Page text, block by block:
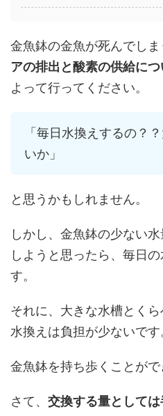
金魚鉢の金魚が死んでしま
アの排出と酸素の供給に
よって行ってください。
「毎日水換えするの？
いか」
と思うかもしれません。
しかし、金魚鉢の少ない
しようと思ったら、毎日
す。
それに、大きな水槽とく
水換えは負担が少ないです
金魚鉢を持ち歩くことがで
さて、 交換する量として